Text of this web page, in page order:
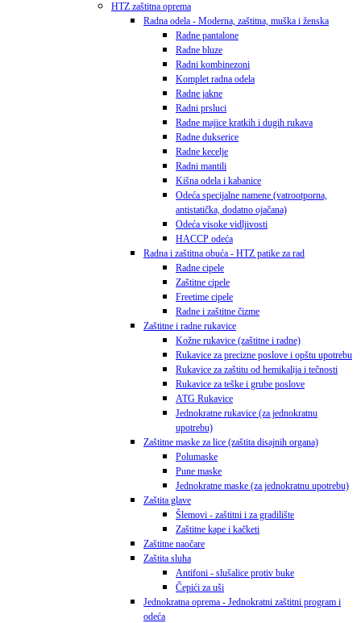
HTZ zaštitna oprema
Radna odela - Moderna, zaštitna, muška i ženska
Radne pantalone
Radne bluze
Radni kombinezoni
Komplet radna odela
Radne jakne
Radni prsluci
Radne majice kratkih i dugih rukava
Radne dukserice
Radne kecelje
Radni mantili
Kišna odela i kabanice
Odeća specijalne namene (vatrootporna,
antistatička, dodatno ojačana)
Odeća visoke vidljivosti
HACCP odeća
Radna i zaštitna obuća - HTZ patike za rad
Radne cipele
Zaštitne cipele
Freetime cipele
Radne i zaštitne čizme
Zaštitne i radne rukavice
Kožne rukavice (zaštitne i radne)
Rukavice za precizne poslove i opštu upotrebu
Rukavice za zaštitu od hemikalija i tečnosti
Rukavice za teške i grube poslove
ATG Rukavice
Jednokratne rukavice (za jednokratnu
upotrebu)
Zaštitne maske za lice (zaštita disajnih organa)
Polumaske
Pune maske
Jednokratne maske (za jednokratnu upotrebu)
Zaštita glave
Šlemovi - zaštitni i za gradilište
Zaštitne kape i kačketi
Zaštitne naočare
Zaštita sluha
Antifoni - slušalice protiv buke
Čepići za uši
Jednokratna oprema - Jednokratni zaštitni program i
odeća